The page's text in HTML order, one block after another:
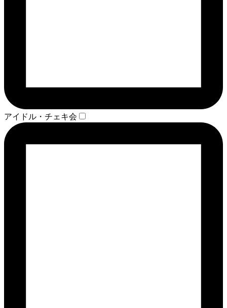
アイドル・チェキ会